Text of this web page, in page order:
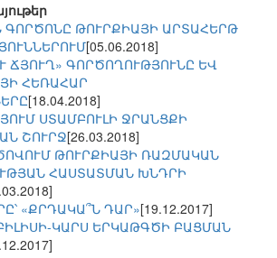
ԳՈՐԾՈՆԸ ԹՈՒՐՔԻԱՅԻ ԱՐՏԱՀԵՐԹ
[05.06.2018]
ՃՅՈՒՂ» ԳՈՐԾՈՂՈՒԹՅՈՒՆԸ ԵՎ
ՀԵՌԱՀԱՐ
[18.04.2018]
ՍՏԱՄԲՈՒԼԻ ՋՐԱՆՑՔԻ
ՇՈՒՐՋ[26.03.2018]
ԹՈՒՐՔԻԱՅԻ ՌԱԶՄԱԿԱՆ
ՀԱՍՏԱՏՄԱՆ ԽՆԴՐԻ
«ՔՐԴԱԿԱ՞Ն ԴԱՐ»[19.12.2017]
ԿԱՐՍ ԵՐԿԱԹԳԾԻ ԲԱՑՄԱՆ